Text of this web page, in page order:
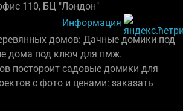
110, БЦ "Лондон"
Информация
домов: Дачные домики под
дома под ключ для пмж.
постороит садовые домики для
с фото и ценами: заказать